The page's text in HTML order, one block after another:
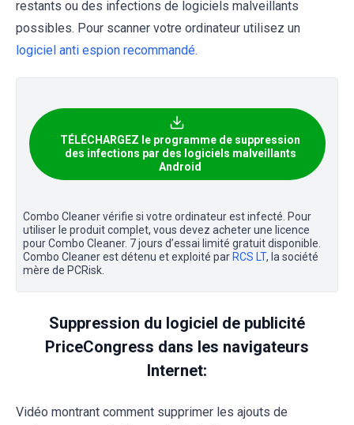
restants ou des infections de logiciels malveillants
possibles. Pour scanner votre ordinateur utilisez un
logiciel anti espion recommandé.
TÉLÉCHARGEZ le programme de suppression
des infections par des logiciels malveillants
Android
Combo Cleaner vérifie si votre ordinateur est infecté. Pour
utiliser le produit complet, vous devez acheter une licence
pour Combo Cleaner. 7 jours d’essai limité gratuit disponible.
Combo Cleaner est détenu et exploité par RCS LT, la société
mère de PCRisk.
Suppression du logiciel de publicité
PriceCongress dans les navigateurs
Internet:
Vidéo montrant comment supprimer les ajouts de